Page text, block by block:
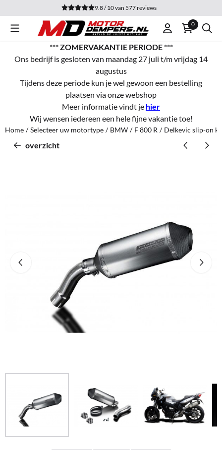
Cookievoorkeuren zijn momenteel gesloten.
9.8 / 10van 577reviews
0
***ZOMERVAKANTIE PERIODE***
Ons bedrijf is gesloten van maandag 27 juli t/m vrijdag 14
augustus
Tijdens deze periode kun je wel gewoon een bestelling
plaatsen via onze webshop
Meer informatie vindt je hier
Wij wensen iedereen een hele fijne vakantie toe!
Home / Selecteer uw motortype / BMW / F 800 R / Delkevic slip-on
overzicht